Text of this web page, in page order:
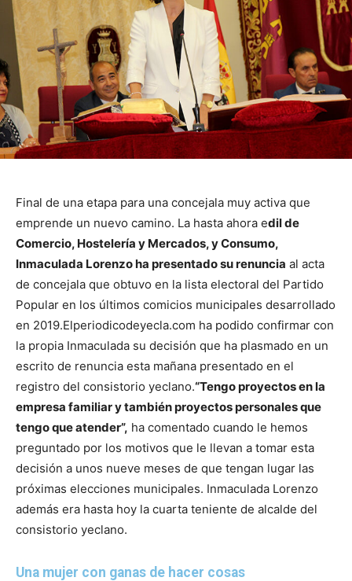
Final de una etapa para una concejala muy activa que
emprende un nuevo camino. La hasta ahora edil de
Comercio, Hostelería y Mercados, y Consumo,
Inmaculada Lorenzo ha presentado su renuncia al acta
de concejala que obtuvo en la lista electoral del Partido
Popular en los últimos comicios municipales desarrollado
en 2019.Elperiodicodeyecla.com ha podido confirmar con
la propia Inmaculada su decisión que ha plasmado en un
escrito de renuncia esta mañana presentado en el
registro del consistorio yeclano.“Tengo proyectos en la
empresa familiar y también proyectos personales que
tengo que atender”, ha comentado cuando le hemos
preguntado por los motivos que le llevan a tomar esta
decisión a unos nueve meses de que tengan lugar las
próximas elecciones municipales. Inmaculada Lorenzo
además era hasta hoy la cuarta teniente de alcalde del
consistorio yeclano.
Una mujer con ganas de hacer cosas